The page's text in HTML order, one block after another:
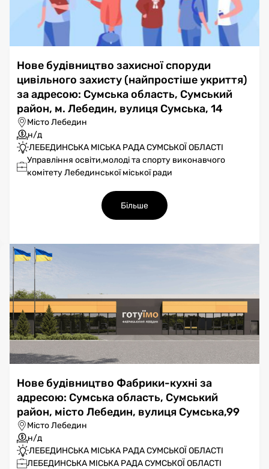
Нове будівництво захисної споруди
цивільного захисту (найпростіше укриття)
за адресою: Сумська область, Сумський
район, м. Лебедин, вулиця Сумська, 14
Місто Лебедин
н/д
ЛЕБЕДИНСЬКА МІСЬКА РАДА СУМСЬКОЇ ОБЛАСТІ
Управління освіти,молоді та спорту виконавчого
комітету Лебединської міської ради
Більше
Нове будівництво Фабрики-кухні за
адресою: Сумська область, Сумський
район, місто Лебедин, вулиця Сумська,99
Місто Лебедин
н/д
ЛЕБЕДИНСЬКА МІСЬКА РАДА СУМСЬКОЇ ОБЛАСТІ
ЛЕБЕДИНСЬКА МІСЬКА РАДА СУМСЬКОЇ ОБЛАСТІ